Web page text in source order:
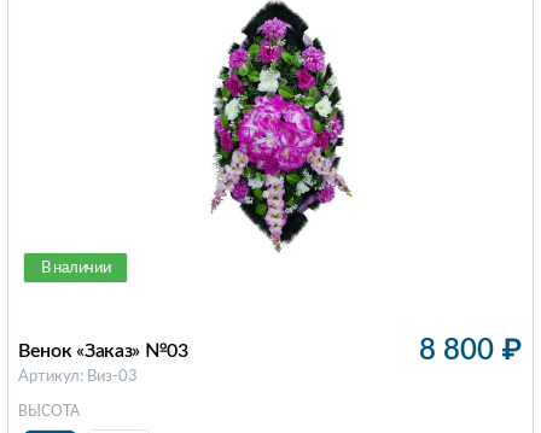
В наличии
Венок «Заказ» №03
Артикул: Виз-03
8 800 ₽
ВЫСОТА